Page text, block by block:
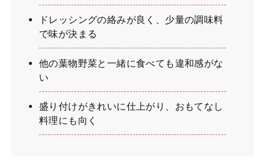
ドレッシングの絡みが良く、少量の調味料
で味が決まる
他の葉物野菜と一緒に食べても違和感がな
い
盛り付けがきれいに仕上がり、おもてなし
料理にも向く